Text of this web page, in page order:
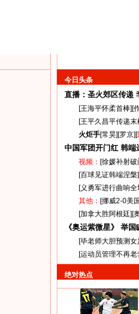
今日头条
直播：圣火郊区传递
[王海平怀柔首棒][
[王平久昌平传递末
火炬手[常昊][罗京][
中国军团开门红 韩端
视频： [徐媛补射破
[百球见证韩端涅槃
[义勇军进行曲响全
其他： [挪威2-0美国
[加拿大胜阿根廷][
《奥运紫微星》 举
[毕老师大胆预测
[运动员管理不再老
绝对热点